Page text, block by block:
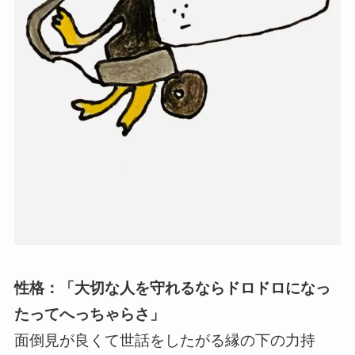
性格：「大切な人を守れるならドロドロになっ
たってへっちゃらさ」
面倒見が良くて世話をしたがる縁の下の力持